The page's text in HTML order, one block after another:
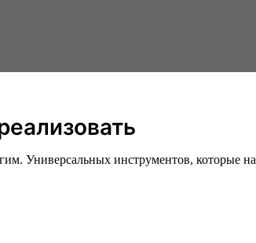
Универсальных инструментов, которые